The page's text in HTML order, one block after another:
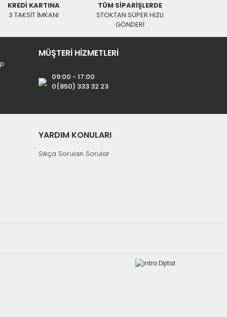
KREDİ KARTINA
3 TAKSİT İMKANI
TÜM SİPARİŞLERDE
STOKTAN SÜPER HIZLI
GÖNDERİ
MÜŞTERİ HİZMETLERİ
09:00 - 17:00
0(850) 333 32 23
YARDIM KONULARI
Sıkça Sorulan Sorular